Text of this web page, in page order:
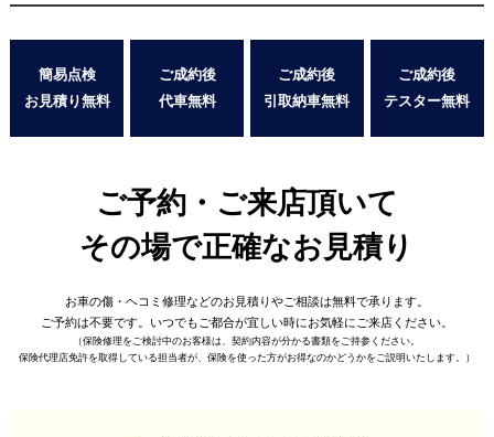
簡易点検
お見積り無料
ご成約後
代車無料
ご成約後
引取納車無料
ご成約後
テスター無料
ご予約・ご来店頂いて
その場で正確なお見積り
お車の傷・ヘコミ修理などのお見積りやご相談は無料で承ります。
ご予約は不要です。 いつでもご都合が宜しい時にお気軽にご来店ください。
（保険修理をご検討中のお客様は、契約内容が分かる書類をご持参ください。
保険代理店免許を取得している担当者が、 保険を使った方がお得なのかどうかをご説明いたします。）